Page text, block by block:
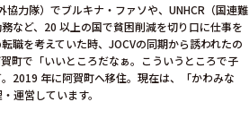
⼒隊）でブルキナ・ファソや、UNHCR（国連難
など、20 以上の国で貧困削減を切り⼝に仕事を
職を考えていた時、JOCVの同期から誘われたの
町で「いいところだなぁ。こういうところで⼦
2019 年に阿賀町へ移住。現在は、「かわみな
運営しています。